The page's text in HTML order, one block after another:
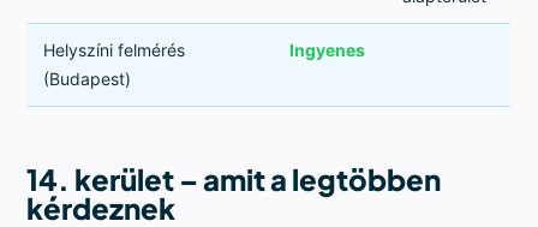
Helyszíni felmérés
(Budapest)
Ingyenes
14. kerület – amit a legtöbben
kérdeznek